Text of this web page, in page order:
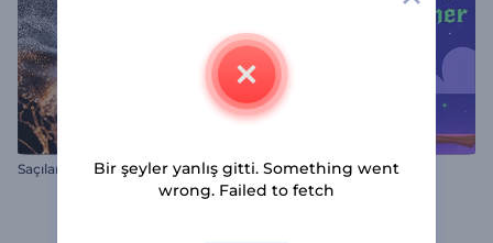
Saçılan Parçacıklar İntro Cadılı Halloween Jeneriği
Bir şeyler yanlış gitti. Something went
wrong. Failed to fetch